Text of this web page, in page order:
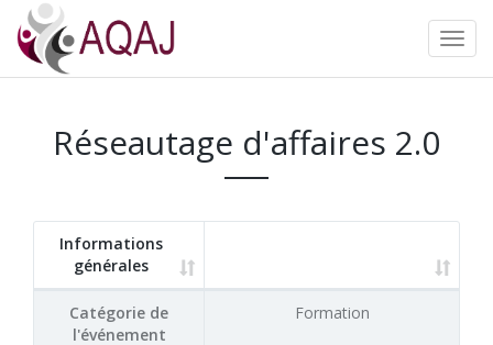
Réseautage d'affaires 2.0
Informations
générales
Catégorie de
l'événement
Formation